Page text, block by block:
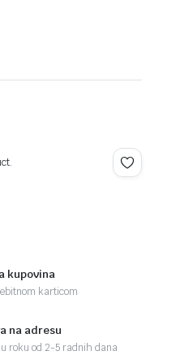
kupovina
karticom
na adresu
u roku od 2-5 radnih dana